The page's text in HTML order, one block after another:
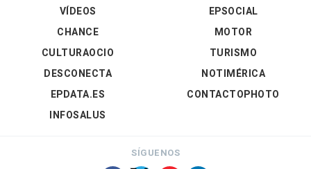
VÍDEOS
EPSOCIAL
CHANCE
CULTURAOCIO
DESCONECTA
EPDATA.ES
INFOSALUS
MOTOR
TURISMO
NOTIMÉRICA
CONTACTOPHOTO
SÍGUENOS